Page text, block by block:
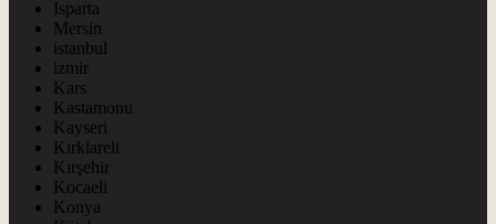
Isparta
Mersin
istanbul
izmir
Kars
Kastamonu
Kayseri
Kırklareli
Kırşehir
Kocaeli
Konya